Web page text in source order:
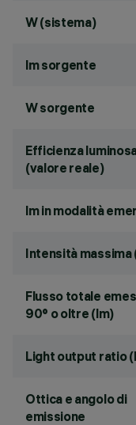
W (sistema)
lm sorgente
W sorgente
Efficienza
(valore reale)
lm in modalità
Intensità massima
Flusso totale
90° o oltre (lm)
Light output ratio
Ottica e angolo di
emissione